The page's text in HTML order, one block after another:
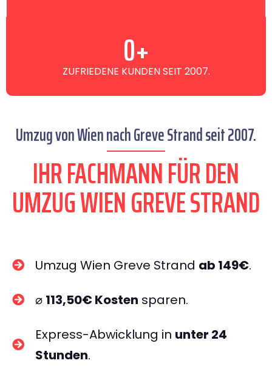
ZUFRIEDENE KUNDEN SEIT 2007.
0+
Umzug von Wien nach Greve Strand seit 2007.
IHR FACHMANN FÜR DEN
UMZUG WIEN GREVE STRAND
Umzug Wien Greve Strand ab 149€.
⌀ 113,50€ Kosten sparen.
Express-Abwicklung in unter 24
Stunden.